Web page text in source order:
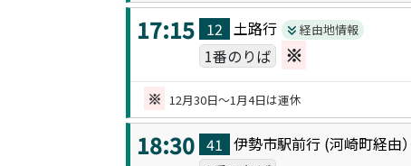
17:15 12 土路行 経由地情報
1番のりば ※
※ 12月30日～1月4日は運休
18:30 41 伊勢市駅前行 (河崎町経由）